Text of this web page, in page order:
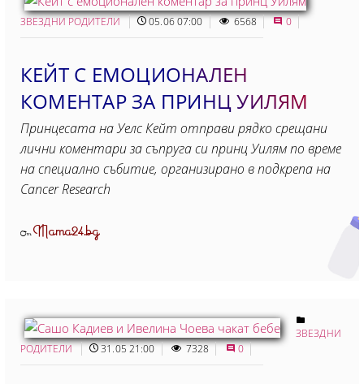
ЗВЕЗДНИ РОДИТЕЛИ 05.06 07:00 6568 0
КЕЙТ С ЕМОЦИОНАЛЕН
КОМЕНТАР ЗА ПРИНЦ УИЛЯМ
Принцесата на Уелс Кейт отправи рядко срещани
лични коментари за съпруга си принц Уилям по време
на специално събитие, организирано в подкрепа на
Cancer Research
ОтMama24.bg
ЗВЕЗДНИ
РОДИТЕЛИ
31.05 21:00 7328 0